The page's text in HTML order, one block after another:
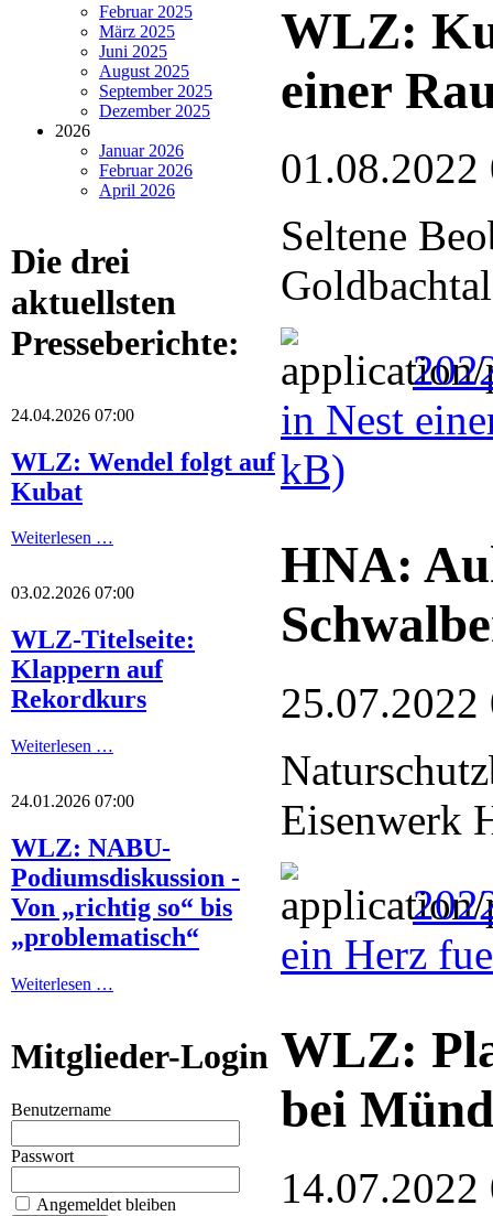
Februar 2025
März 2025
Juni 2025
August 2025
September 2025
Dezember 2025
2026
Januar 2026
Februar 2026
April 2026
Die drei
aktuellsten
Presseberichte:
24.04.2026 07:00
WLZ: Wendel folgt auf
Kubat
Weiterlesen …
03.02.2026 07:00
WLZ-Titelseite:
Klappern auf
Rekordkurs
Weiterlesen …
24.01.2026 07:00
WLZ: NABU-
Podiumsdiskussion -
Von „richtig so“ bis
„problematisch“
Weiterlesen …
Mitglieder-Login
Benutzername
Passwort
Angemeldet bleiben
WLZ:
einer
01.08.2022
Seltene
Goldbachtal
in Nest
kB)
HNA:
25.07.2022
Eisenwerk
ein Herz
WLZ:
bei
14.07.2022